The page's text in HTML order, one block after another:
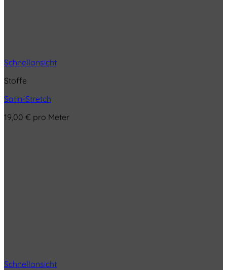
Schnellansicht
Stoffe
Satin-Stretch
19,00 € pro Meter
Schnellansicht